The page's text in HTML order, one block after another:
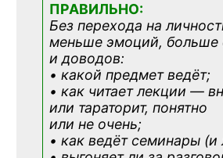
ПРАВИЛЬНО:
Без перехода на
меньше эмоций, больше
и доводов:
• какой предмет ведёт;
• как читает лекции —
или тараторит, понятно
или не очень;
• как ведёт семинары (и